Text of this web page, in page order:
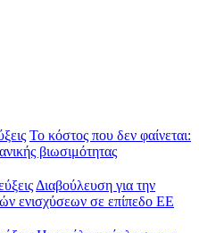
Το κόστος που δεν φαίνεται:
βιωσιμότητας
Διαβούλευση για την
ενισχύσεων σε επίπεδο ΕΕ